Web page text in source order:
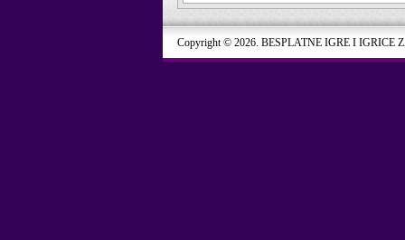
Copyright © 2026. BESPLATNE IGRE I IGRICE